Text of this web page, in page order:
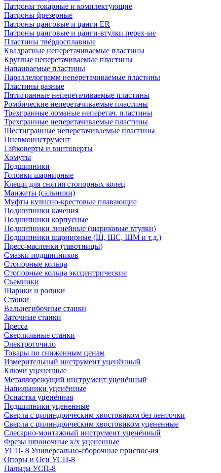
Патроны токарные и комплектующие
Патроны фрезерные
Патроны цанговые и цанги ER
Патроны цанговые и цанги-втулки перех-ые
Пластины твёрдосплавные
Квадратные неперетачиваемые пластины
Круглые неперетачиваемые пластины
Напаиваемые пластины
Параллелограмм неперетачиваемые пластины
Пластины разные
Пятигранные неперетачиваемые пластины
Ромбические неперетачиваемые пластины
Трехгранные ломаные неперетач. пластины
Трехгранные неперетачиваемые пластины
Шестигранные неперетачиваемые пластины
Пневмоинструмент
Гайковерты и винтоверты
Хомуты
Подшипники
Головки шарнирные
Клещи для снятия стопорных колец
Манжеты (сальники)
Муфты кулисно-крестовые плавающие
Подшипники качения
Подшипники корпусные
Подшипники линейные (шариковые втулки)
Подшипники шарнирные (Ш, ШС, ШМ и т.д.)
Пресс-масленки (тавотницы)
Смазки подшипников
Стопорные кольца
Стопорные кольца эксцентрические
Съемники
Шарики и ролики
Станки
Вальцегибочные станки
Заточные станки
Пресса
Сверлильные станки
Электроточило
Товары по сниженным ценам
Измерительный инструмент уценённый
Ключи уцененные
Металлорежущий инструмент уценённый
Напильники уценённые
Оснастка уценённая
Подшипники уцененные
Сверла с цилиндрическим хвостовиком без ленточки
Сверла с цилиндрическим хвостовиком уцененные
Слесарно-монтажный инструмент уценённый
Фрезы шпоночные к/х уцененные
УСП- 8 Универсально-сборочные приспос-ия
Опоры и Оси УСП-8
Пальцы УСП-8